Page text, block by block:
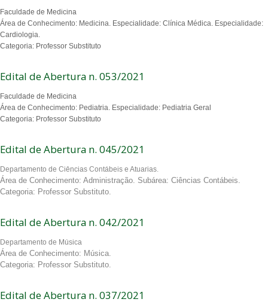
Faculdade de Medicina
Área de Conhecimento: Medicina. Especialidade: Clínica Médica. Especialidade:
Cardiologia.
Categoria: Professor Substituto
Edital de Abertura n. 053/2021
Faculdade de Medicina
Área de Conhecimento: Pediatria. Especialidade: Pediatria Geral
Categoria: Professor Substituto
Edital de Abertura n. 045/2021
Departamento de Ciências Contábeis e Atuarias.
Área de Conhecimento: Administração. Subárea: Ciências Contábeis.
Categoria: Professor Substituto.
Edital de Abertura n. 042/2021
Departamento de Música
Área de Conhecimento: Música.
Categoria: Professor Substituto.
Edital de Abertura n. 037/2021